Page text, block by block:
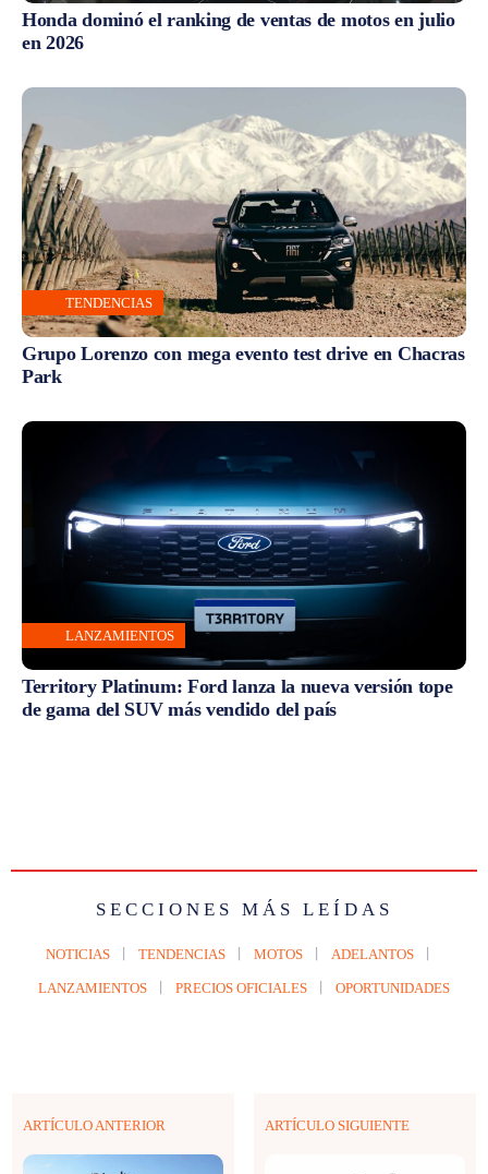
Honda dominó el ranking de ventas de motos en julio
en 2026
TENDENCIAS
Grupo Lorenzo con mega evento test drive en Chacras
Park
LANZAMIENTOS
Territory Platinum: Ford lanza la nueva versión tope
de gama del SUV más vendido del país
SECCIONES MÁS LEÍDAS
NOTICIAS TENDENCIAS MOTOS ADELANTOS
LANZAMIENTOS PRECIOS OFICIALES OPORTUNIDADES
ARTÍCULO ANTERIOR ARTÍCULO SIGUIENTE